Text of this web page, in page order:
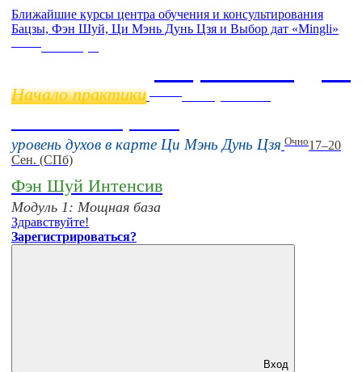
Ближайшие курсы центра обучения и консультирования
Бацзы, Фэн Шуй, Ци Мэнь Дунь Цзя и Выбор дат «Mingli»
Начало практики
уровень духов в карте Ци Мэнь Дунь Цзя Очно17–20
Сен. (СПб)
Фэн Шуй Интенсив
Модуль 1: Мощная база
Здравствуйте!
Зарегистрироваться?
Вход